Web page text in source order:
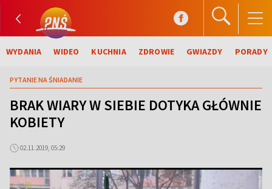
WYDANIA WIDEO KUCHNIA ZDROWIE GWIAZDY PORADY
PYTANIE NA ŚNIADANIE
BRAK WIARY W SIEBIE DOTYKA GŁÓWNIE
KOBIETY
02.11.2019, 05:29